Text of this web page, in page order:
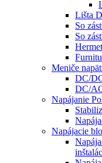
Lišta
So
So
Meniče
DC/
DC/
Napájanie
Napájacie